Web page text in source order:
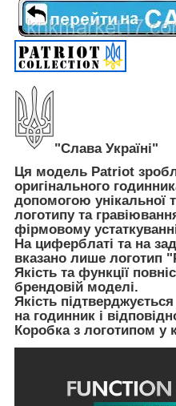
"Слава Україні"
Ця модель Patriot
оригінального
допомогою унікальної
логотипу та
фірмовому
На циферблаті та на
вказано лише логотип
Якість та функції
брендовій моделі.
Якість
на годинник і
Коробка з логотипом у